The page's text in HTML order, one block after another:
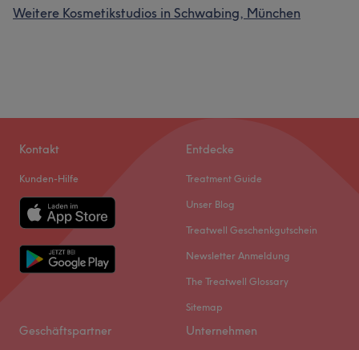
Weitere Kosmetikstudios in Schwabing, München
Kontakt
Kunden-Hilfe
Entdecke
Treatment Guide
Unser Blog
Treatwell Geschenkgutschein
Newsletter Anmeldung
The Treatwell Glossary
Sitemap
Geschäftspartner Unternehmen